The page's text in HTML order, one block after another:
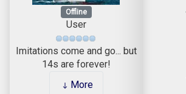
Offline
User
Imitations come and go... but
14s are forever!
More